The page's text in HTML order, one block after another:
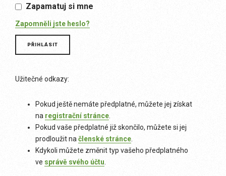
Zapamatuj si mne
Zapomněli jste heslo?
Užitečné odkazy:
Pokud ještě nemáte předplatné, můžete jej získat
na registrační stránce
Pokud vaše předplatné již skončilo, můžete si jej
prodloužit na členské stránce
Kdykoli můžete změnit typ vašeho předplatného
ve správě svého účtu